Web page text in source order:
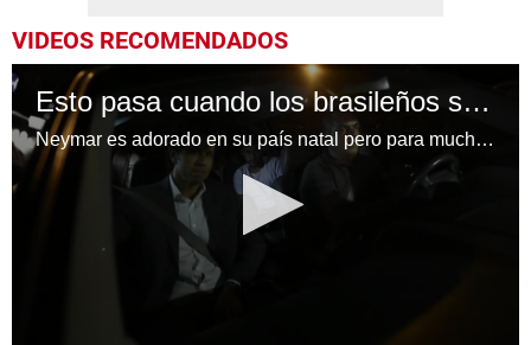
VIDEOS RECOMENDADOS
Esto pasa cuando los brasileños se cansan de Neymar
Neymar es adorado en su país natal pero para muchos brasileños también tiene una imagen de niño mimado. La operación de su pie derecho movilizó a los medios de comunicación de todo el mundo, pero en Brasil muchos preferirían hablar de otros problemas que enfrenta la sociedad.